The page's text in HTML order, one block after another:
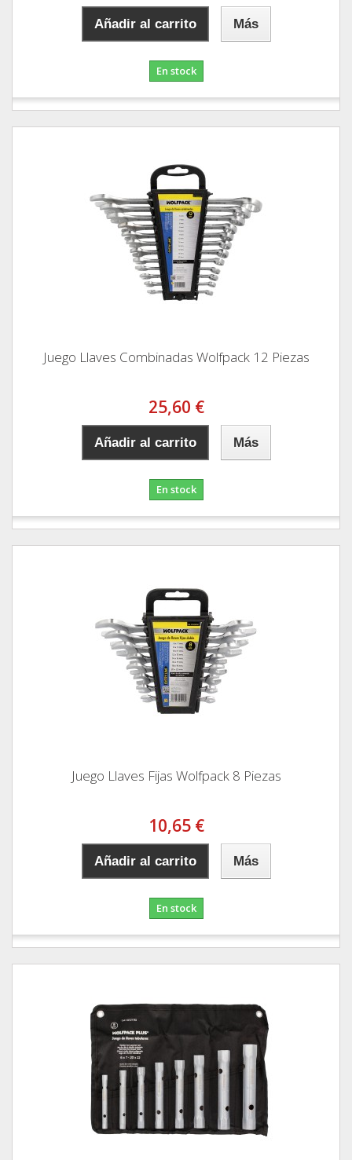
Añadir al carrito Más
En stock
Juego Llaves Combinadas Wolfpack 12 Piezas
25,60 €
Añadir al carrito Más
En stock
Juego Llaves Fijas Wolfpack 8 Piezas
10,65 €
Añadir al carrito Más
En stock